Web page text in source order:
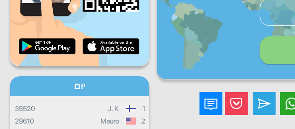
התקדמות חודשית
התקדמות כוללת
יום
1.
J. K
35520
2.
Mauro
29610